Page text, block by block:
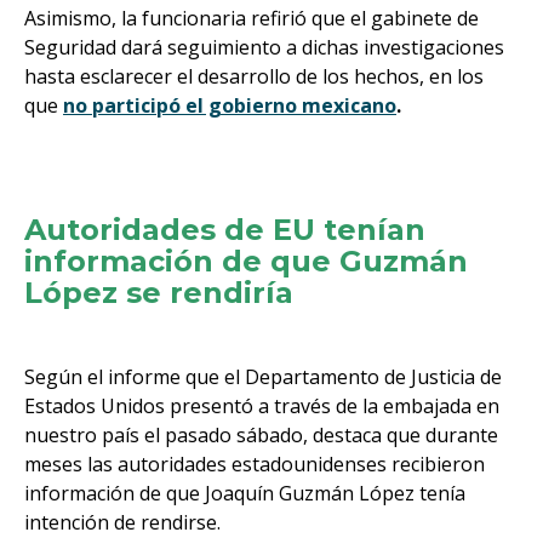
Asimismo, la funcionaria refirió que el gabinete de
Seguridad dará seguimiento a dichas investigaciones
hasta esclarecer el desarrollo de los hechos, en los
que no participó el gobierno mexicano.
Autoridades de EU tenían
información de que Guzmán
López se rendiría
Según el informe que el Departamento de Justicia de
Estados Unidos presentó a través de la embajada en
nuestro país el pasado sábado, destaca que durante
meses las autoridades estadounidenses recibieron
información de que Joaquín Guzmán López tenía
intención de rendirse.